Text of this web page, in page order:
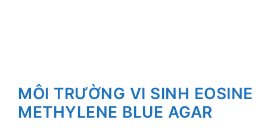
MÔI TRƯỜNG VI SINH EOSINE
METHYLENE BLUE AGAR